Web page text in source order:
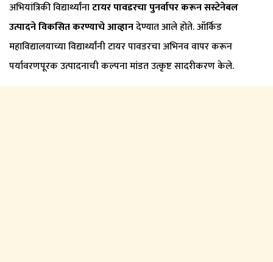
अभियांत्रिकी विद्यार्थ्यांनाटायर पावडरचा पुनर्वापर करून सस्टेनेबल
उत्पादने विकसित करण्याचे आव्हानदेण्यात आले होते. ऑर्किड
महाविद्यालयाच्या विद्यार्थ्यांनी टायर पावडरचा अभिनव वापर करून
पर्यावरणपूरक उत्पादनाची कल्पना मांडत उत्कृष्ट सादरीकरण केले.